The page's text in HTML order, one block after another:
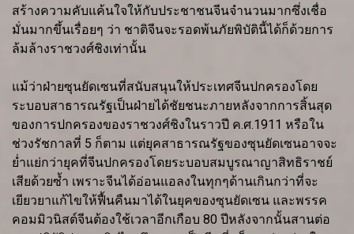
สร้างความคับแค้นใจให้กับประชาชนจีนจำนวนมากซึ่งเชื่อ
มั่นมากขึ้นเรื่อยๆ ว่า ชาติจีนจะรอดพ้นภัยพิบัตินี้ได้ก็ด้วยการ
ล้มล้างราชวงศ์ชิงเท่านั้น
แม้ว่าฝ่ายซุนยัดเซนที่สนับสนุนให้ประเทศจีนปกครองโดย
ระบอบสาธารณรัฐเป็นฝ่ายได้ชัยชนะภายหลังจากการสิ้นสุด
ของการปกครองของราชวงศ์ชิงในราวปี ค.ศ.1911 หรือใน
ช่วงรัชกาลที่ 5 ก็ตาม แต่ยุคสาธารณรัฐของซุนยัดเซนอาจจะ
ย่ำแย่กว่ายุคที่จีนปกครองโดยระบอบสมบูรณาญาสิทธิราชย์
เสียด้วยซ้ำ เพราะจีนได้อ่อนแอลงในทุกๆด้านเกินกว่าที่จะ
เยียวยาแก้ไขให้ฟื้นคืนมาได้ในยุคของซุนยัดเซน และพรรค
คอมมิวนิสต์จีนต้องใช้เวลาอีกเกือบ 80 ปีหลังจากนั้นสานต่อ